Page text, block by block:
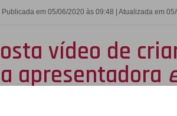
Publicada em 05/06/2020 às 09:48 | Atualizada em
vídeo de
apresentadora
a